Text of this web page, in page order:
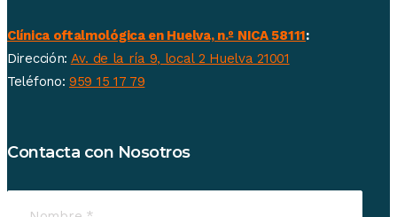
Clínica oftalmológica en Huelva, n.º NICA 58111:
Dirección: Av. de la ría 9, local 2 Huelva 21001
Teléfono: 959 15 17 79
Contacta con Nosotros